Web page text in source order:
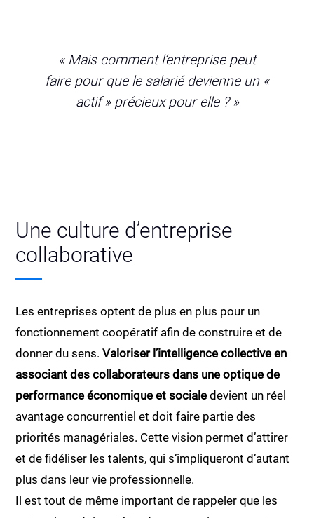
« Mais comment l’entreprise peut
faire pour que le salarié devienne un «
actif » précieux pour elle ? »
Une culture d’entreprise
collaborative
Les entreprises optent de plus en plus pour un
fonctionnement coopératif afin de construire et de
donner du sens.Valoriser l’intelligence collective en
associant des collaborateurs dans une optique de
performance économique et sociale devient un réel
avantage concurrentiel et doit faire partie des
priorités managériales. Cette vision permet d’attirer
et de fidéliser les talents, qui s’impliqueront d’autant
plus dans leur vie professionnelle.
Il est tout de même important de rappeler que les